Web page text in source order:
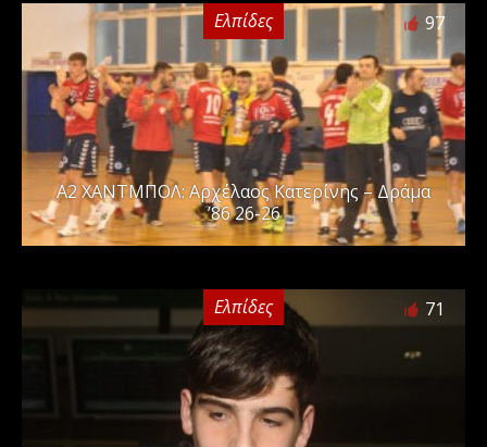
Ελπίδες 97
Α2 ΧΑΝΤΜΠΟΛ: Αρχέλαος Κατερίνης – Δράμα
’86 26-26
Ελπίδες 71